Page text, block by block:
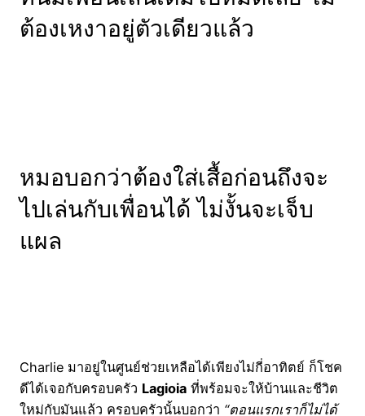
ต้องเหงาอยู่ตัวเดียวแล้ว
หมอบอกว่าต้องใส่เสื้อก่อนถึงจะ
ไปเล่นกับเพื่อนได้ ไม่งั้นจะเจ็บ
แผล
Charlie มาอยู่ในศูนย์ช่วยเหลือได้เพียงไม่กี่อาทิตย์ ก็โชค
ดีได้เจอกับครอบครัว Lagioia ที่พร้อมจะให้บ้านและชีวิต
ใหม่กับมันแล้ว ครอบครัวนั้นบอกว่า “ตอนแรกเราก็ไม่ได้